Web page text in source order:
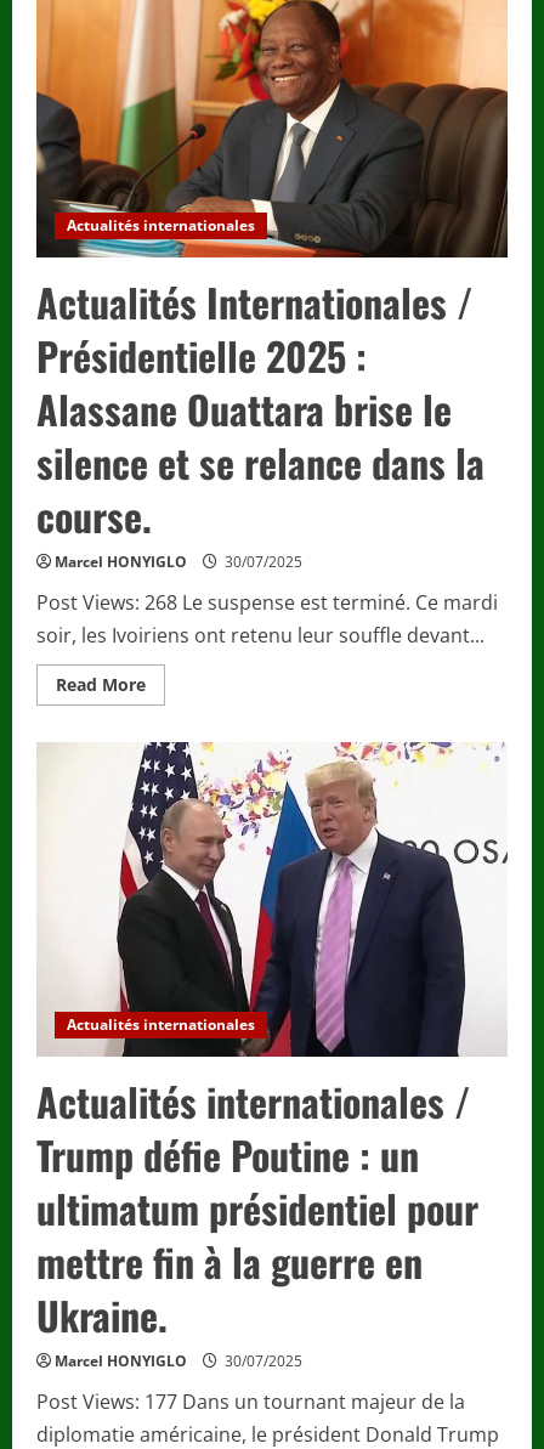
plus
de
portes
vers
les
métiers
de
la
santé.
Actualités internationales
Actualités Internationales /
Présidentielle 2025 :
Alassane Ouattara brise le
silence et se relance dans la
course.
Marcel HONYIGLO 30/07/2025
Post Views: 268 Le suspense est terminé. Ce mardi
soir, les Ivoiriens ont retenu leur souffle devant...
Read MoreRead
more
Internationales
/
Présidentielle
2025
:
Alassane
Ouattara
brise
le
silence
course.
Actualités internationales
Actualités internationales /
Trump défie Poutine : un
ultimatum présidentiel pour
mettre fin à la guerre en
Ukraine.
Marcel HONYIGLO 30/07/2025
Post Views: 177 Dans un tournant majeur de la
diplomatie américaine, le président Donald Trump